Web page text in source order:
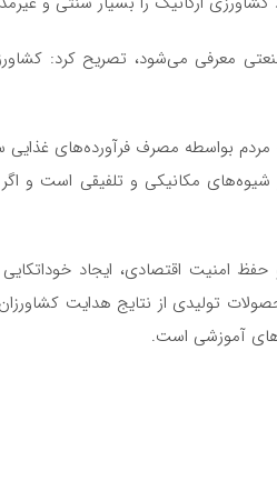
معرفی می‌شود، تصریح کرد:
بواسطه مصرف فرآورده‌های
شیوه‌های مکانیکی و تلفیقی است و
امنیت اقتصادی، ایجاد
تولیدی از نتایج هدایت کشاورزان
های آموزشی است.